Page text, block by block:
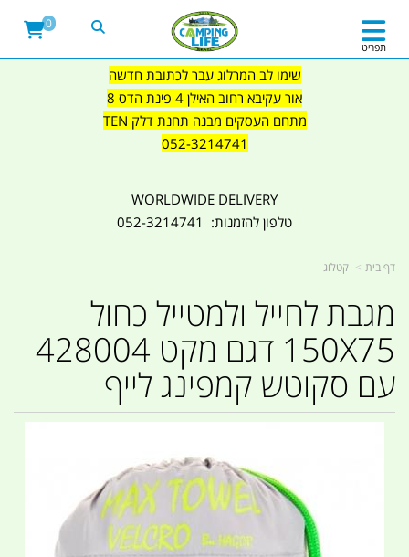
שימו לב המרלוג עבר לכתובת חדשה
אור עקיבא רחוב האילן 4 פינת הדס 8
מתחם העסקים מבנה תחנת דלק TEN
052-3214741
WORLDWIDE DELIVERY
טלפון להזמנות: 052-3214741
תפריט
0
דף בית קטלוג
מגבת לחייל ולמטייל כחול
150X75 דגם מקט 428004
עם סקוטש קמפינג לייף